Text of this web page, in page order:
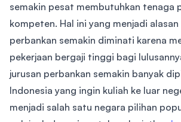
semakin pesat membutuhkan tenaga
kompeten. Hal ini yang menjadi alasan
perbankan semakin diminati karena
pekerjaan bergaji tinggi bagi
jurusan perbankan semakin banyak
Indonesia yang ingin kuliah ke luar
menjadi salah satu negara pilihan